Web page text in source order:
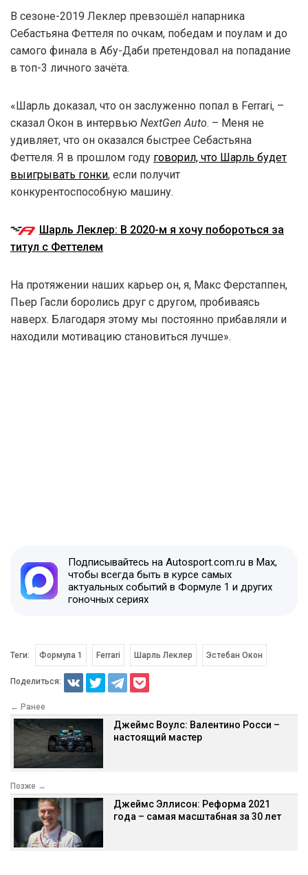
В сезоне-2019 Леклер превзошёл напарника
Себастьяна Феттеля по очкам, победам и поулам и до
самого финала в Абу-Даби претендовал на попадание
в топ-3 личного зачёта.
«Шарль доказал, что он заслуженно попал в Ferrari, –
сказал Окон в интервью NextGen Auto. – Меня не
удивляет, что он оказался быстрее Себастьяна
Феттеля. Я в прошлом году говорил, что Шарль будет
выигрывать гонки, если получит
конкурентоспособную машину.
Шарль Леклер: В 2020-м я хочу побороться за
титул с Феттелем
На протяжении наших карьер он, я, Макс Ферстаппен,
Пьер Гасли боролись друг с другом, пробиваясь
наверх. Благодаря этому мы постоянно прибавляли и
находили мотивацию становиться лучше».
Подписывайтесь на Autosport.com.ru в Max,
чтобы всегда быть в курсе самых
актуальных событий в Формуле 1 и других
гоночных сериях
Теги: Формула 1 Ferrari Шарль Леклер Эстебан Окон
Поделиться:
← Ранее
Джеймс Воулс: Валентино Росси –
настоящий мастер
Позже →
Джеймс Эллисон: Реформа 2021
года – самая масштабная за 30 лет